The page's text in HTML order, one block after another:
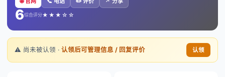
6综合评分★★★☆☆
⚠️ 尚未被认领 · 认领后可管理信息 / 回复评价 认领